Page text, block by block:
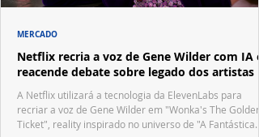
Netflix recria a voz de Gene Wilder com IA e
reacende debate sobre legado dos artistas
A Netflix utilizará a tecnologia da ElevenLabs para
recriar a voz de Gene Wilder em "Wonka's The Golden
Ticket", reality inspirado no universo de "A Fantástica
MERCADO